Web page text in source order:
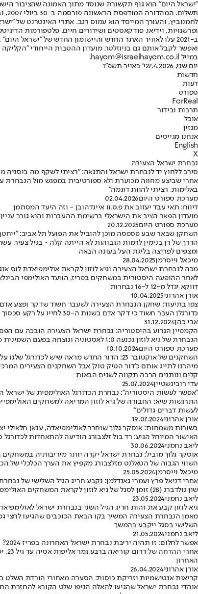
"ישראל היום" הוא גוף תקשורת שנוסד מתוך האמונה שהציבור
ופרשנויות, וידיאו, פודקאסטים ושידורים חיים. פלטפורמות
ב-2021 עלו לאוויר האתר החדש והיישומון החדש של
ואפשר לקבל אותם גם בניוזלטר. מועדון ההטבות הייחודי
במייל hayom@israelhayom.co.il.
יום שני, 27.4.2026
י' באייר תשפ"ו
חדשות
דעות
ספורט
ForReal
תרבות ובידור
אוכל
מגזין
אנחנו מגייסים
English
X
נבחרת ישראל הצעירה
סירב ללחוץ יד לנבחרת ישראל והתגאה: "רציתי לשקף מה בוסניה
באלימות, רציתי להוות דוגמה"
מערכת ספורט היום02.04.2026
דיווח: תאי עבד יעזוב את פ.ס.וו איינדהובן - וזה היעד המסתמן
מועדון הפאר הציב את הישראלי ברשימת ההעברות והוא גורר
מערכת ספורט היום20.12.2025
השחקן שבאר שבע פספסה מוכן להוביל את הפועל תל אביב: "ייחטף
הדרך של רן בנימין לרמות הגבוהות לא הייתה קלה • בגיל צעיר,
ומצפים לפריצה בליגת העל בעונה הבאה
מיכאל וייסרמן28.04.2025
מכה לנבחרת ישראל הצעירה וגיא לוזון לקראת אולימפיאדת לוס
דווקא יגדל מ-12 ל-16 נבחרות
אורן אהרוני10.04.2025
צפו בתיעוד: שחקן הנבחרת הצעירה לשעבר חשוד שדקר ופצע
כדורגלן העבר חשוד כי דקר אדם בשנות ה-30 לחייו על רקע סכסוך רומנטי בחודש שעבר • במהלך החקירה הגלויה הצליחו חוקרי המשטרה לאסוף ראיות הקושרות את החשוד לביצוע העבירות המיוחסות לו
אבי כהן31.12.2024
הקמפיין הגרוע בהיסטוריה: נבחרת ישראל הצעירה הובכה עם
הנבחרת של גיא לוזון נכנעה 1:0 לאסטוניה ונוצחה בפעם השמינית מתוך תשעה משחקים בקמפיין • עם 11 אחוזי הצלחה מדובר בקמפיין החלש ביותר של ישראל הצעירה מאז הנבחרת החלה לשחק באירופה ב-1992
מערכת ספורט היום10.10.2024
השחקנים של אוקטובר 23: הדור החדש מראה שיש לכדורגל שלנו על מי לסמוך
קלים ונותנים הרבה תקווה לשנים הבאות
עדי רובינשטיין25.07.2024
"אפשר לעשות היסטוריה": נבחרת הכדורגל האולימפית של ישראל
התרגשות שיא: החבורה של גיא לוזון המריאה למשחקים
לעשות דברים גדולים"
אורן אהרוני19.07.2024
בשורות משמחות: אוסקר גלוך שוחרר לאולימפיאדה, ענאן חלאילי
האישור המיוחל הגיע: רד בול זלצבורג הודיעה להתאחדות
ליאב נחמני30.06.2024
אוסקר גלוך מוביל: נבחרת ישראל יקרה יותר מיריבותיה במשחקים
השווי הגבוה של הטאלנט מזלצבורג מקפיץ את הערך הכלכלי של
מיכאל וייסרמן25.05.2024
אחרי דניאל פרץ ועמרי גאנדלמן: נקבע חריג הגיל השלישי של נבחרת
שון גולדברג (28) זומן לסגל של גיא לוזון לקראת המשחקים האולימפיים • בלם מכבי חיפה: "דווקא בימים הקשים שעוברים על המדינה, זהו כבוד גדול לייצג אותה"
ליאב נחמני23.05.2024
גיא לוזון קבע את זהות חריג הגיל השני בנבחרת ישראל
השלישי בסגל ייקבע בהמשך
ליאב נחמני21.05.2024
אפשר לחלום: זו תהיה יריבת נבחרת ישראל האחרונה בפריז 2024?
האחרון
אורן אהרוני26.04.2024
קריאות אנטישמיות וזריקת כוסות: הסערה מאחורי הורדת